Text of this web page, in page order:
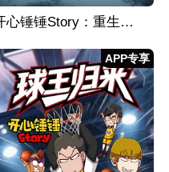
开心锤锤Story：重生之我送外卖从不超时
APP专享